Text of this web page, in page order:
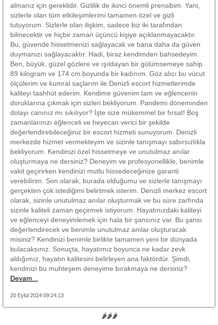
almanız için gereklidir. Gizlilik de ikinci önemli prensibim. Yani,
sizlerle olan tüm etkileşimlerimi tamamen özel ve gizli
tutuyorum. Sizlerle olan ilişkim, sadece biz iki tarafından
bilinecektir ve hiçbir zaman üçüncü kişiye açıklanmayacaktır.
Bu, güvende hissetmenizi sağlayacak ve bana daha da güven
duymanızı sağlayacaktır. Hadi, biraz kendimden bahsedeyim.
Ben, büyük, güzel gözlere ve ışıldayan bir gülümsemeye sahip
89 kilogram ve 174 cm boyunda bir kadınım. Göz alıcı bu vücut
ölçülerim ve kumral saçlarım ile Denizli escort hizmetlerimde
kaliteyi taahhüt ederim. Kendime güvenim tam ve eğlencenin
doruklarına çıkmak için sizleri bekliyorum. Pandemi döneminden
dolayı canınız mı sıkılıyor? İşte size mükemmel bir fırsat! Boş
zamanlarınızı eğlenceli ve heyecan verici bir şekilde
değerlendirebileceğiniz bir escort hizmeti sunuyorum. Denizli
merkezde hizmet vermekteyim ve sizinle tanışmayı sabırsızlıkla
bekliyorum. Kendinizi özel hissetmeye ve unutulmaz anılar
oluşturmaya ne dersiniz? Deneyim ve profesyonellikle, benimle
vakit geçirirken kendinizi mutlu hissedeceğinize garanti
verebilirim. Son olarak, burada olduğumu ve sizlerle tanışmayı
gerçekten çok istediğimi belirtmek isterim. Denizli merkez escort
olarak, sizinle unutulmaz anılar oluşturmak ve bu süre zarfında
sizinle kaliteli zaman geçirmek istiyorum. Hayatınızdaki kaliteyi
ve eğlenceyi deneyimlemek için hala bir şansınız var. Bu şansı
değerlendirecek ve benimle unutulmaz anılar oluşturacak
misiniz? Kendinizi benimle birlikte tamamen yeni bir dünyada
bulacaksınız. Sonuçta, hayatımız boyunca ne kadar zevk
aldığımız, hayatın kalitesini belirleyen ana faktördür. Şimdi,
kendinizi bu muhteşem deneyime bırakmaya ne dersiniz?
Devam...
20 Eylül 2024 09:24:13
🌶🌶🌶